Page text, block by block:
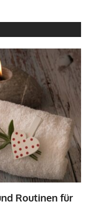
Routinen für